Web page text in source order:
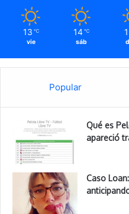
13 ℃
vie
14 ℃
sáb
Popular
Qué es
apareció
Caso